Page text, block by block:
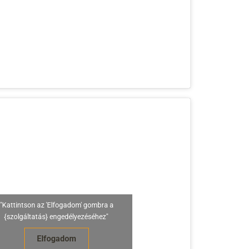
"Kattintson az 'Elfogadom' gombra a
{szolgáltatás} engedélyezéséhez"
Elfogadom